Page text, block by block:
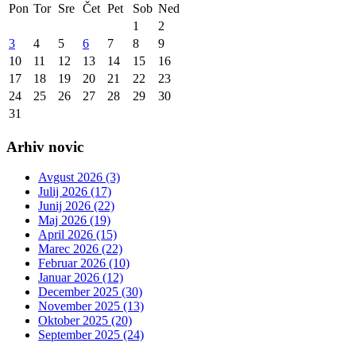
Pon Tor Sre Čet Pet Sob Ned
1
2
3
4 5 6 7 8
9
10
11 12 13 14 15
16
17
18 19 20 21 22
23
24
25 26 27 28 29
30
31
Arhiv novic
Avgust 2026 (3)
Julij 2026 (17)
Junij 2026 (22)
Maj 2026 (19)
April 2026 (15)
Marec 2026 (22)
Februar 2026 (10)
Januar 2026 (12)
December 2025 (30)
November 2025 (13)
Oktober 2025 (20)
September 2025 (24)